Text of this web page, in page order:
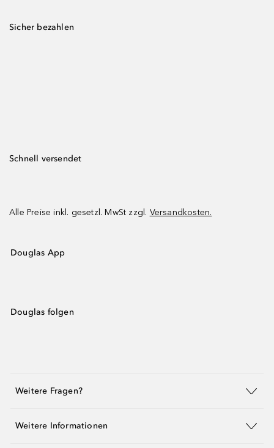
Sicher bezahlen
Schnell versendet
Alle Preise inkl. gesetzl. MwSt zzgl. Versandkosten.
Douglas App
Douglas folgen
Weitere Fragen?
Weitere Informationen